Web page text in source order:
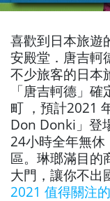
喜歡到日本旅遊
安殿堂．唐吉軻
不少旅客的日本
「唐吉軻德」
町 ，預計2021
Don Donki」登
24小時全年無
區。琳瑯滿目的
大門，讓你不出
2021 值得關注的